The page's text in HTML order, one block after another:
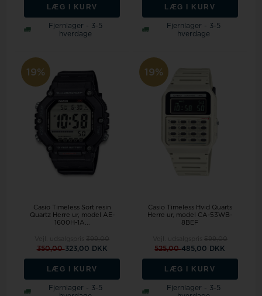
LÆG I KURV
Fjernlager - 3-5
hverdage
LÆG I KURV
Fjernlager - 3-5
hverdage
19%
Casio Timeless Sort resin
Quartz Herre ur, model AE-
1600H-1A...
350,00323,00 DKK
LÆG I KURV
Fjernlager - 3-5
19%
Casio Timeless Hvid Quarts
Herre ur, model CA-53WB-
8BEF
525,00485,00 DKK
LÆG I KURV
Fjernlager - 3-5